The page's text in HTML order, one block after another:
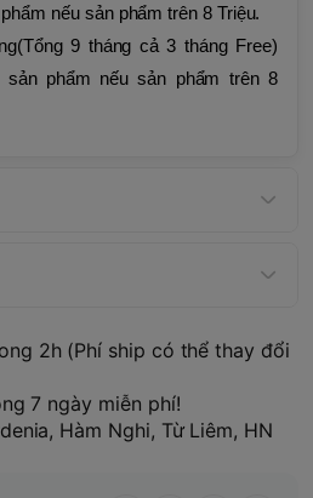
nếu sản phẩm trên 8 Triệu.
9 tháng cả 3 tháng Free)
phẩm nếu sản phẩm trên 8
2h (Phí ship có thể thay đổi
7 ngày miễn phí!
Hàm Nghi, Từ Liêm, HN